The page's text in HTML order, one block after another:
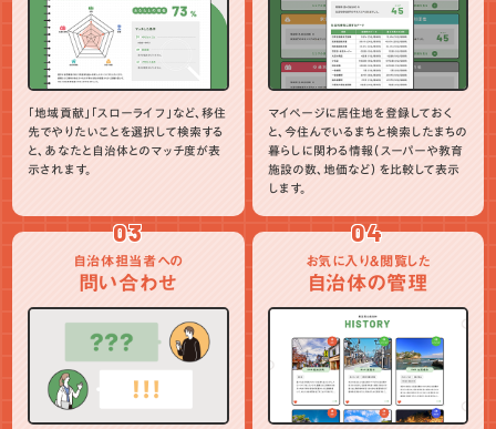
「地域貢献」「スローライフ」など、移住
先でやりたいことを選択して検索する
と、あなたと自治体とのマッチ度が表
示されます。
マイページに居住地を登録しておく
と、今住んでいるまちと検索したまちの
暮らしに関わる情報（スーパーや教育
施設の数、地価など）を比較して表示
します。
03
自治体担当者への
問い合わせ
04
お気に入り＆閲覧した
自治体の管理